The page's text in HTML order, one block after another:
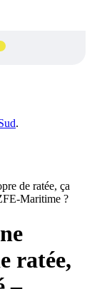
.
de ratée, ça
Maritime ?
ratée,